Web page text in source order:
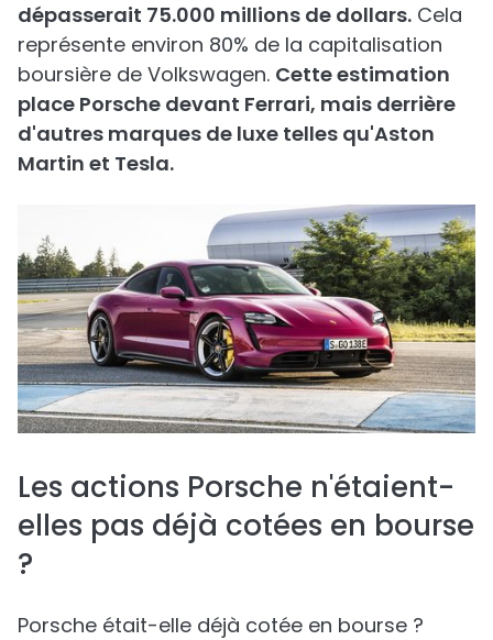
dépasserait 75.000 millions de dollars. Cela
représente environ 80% de la capitalisation
boursière de Volkswagen. Cette estimation
place Porsche devant Ferrari, mais derrière
d'autres marques de luxe telles qu'Aston
Martin et Tesla.
Les actions Porsche n'étaient-
elles pas déjà cotées en bourse
?
Porsche était-elle déjà cotée en bourse ?